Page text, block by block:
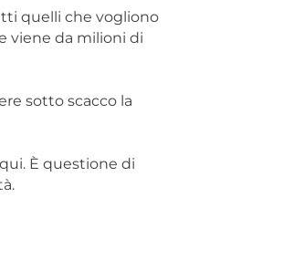
quelli che vogliono
viene da milioni di
sotto scacco la
È questione di